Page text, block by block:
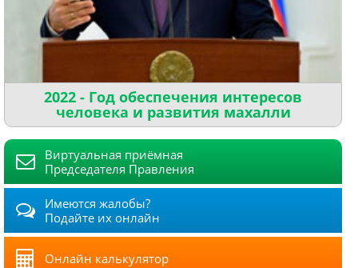
2022 - Год обеспечения интересов
человека и развития махалли
Виртуальная приёмная
Председателя Правления
Имеются жалобы?
Подайте их онлайн
Онлайн калькулятор